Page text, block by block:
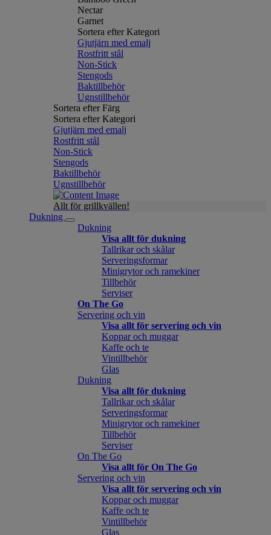
Nectar
Garnet
Sortera efter Kategori
Gjutjärn med emalj
Rostfritt stål
Non-Stick
Stengods
Baktillbehör
Ugnstillbehör
Sortera efter Färg
Sortera efter Kategori
Gjutjärn med emalj
Rostfritt stål
Non-Stick
Stengods
Baktillbehör
Ugnstillbehör
Allt för grillkvällen!
Dukning
Dukning
Visa allt för dukning
Tallrikar och skålar
Serveringsformar
Minigrytor och ramekiner
Tillbehör
Serviser
On The Go
Servering och vin
Visa allt för servering och vin
Koppar och muggar
Kaffe och te
Vintillbehör
Glas
Dukning
Visa allt för dukning
Tallrikar och skålar
Serveringsformar
Minigrytor och ramekiner
Tillbehör
Serviser
On The Go
Visa allt för On The Go
Servering och vin
Visa allt för servering och vin
Koppar och muggar
Kaffe och te
Vintillbehör
Glas